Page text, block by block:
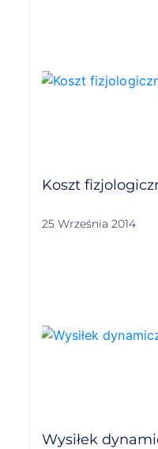
Koszt
25 Września 2014
Wysiłek